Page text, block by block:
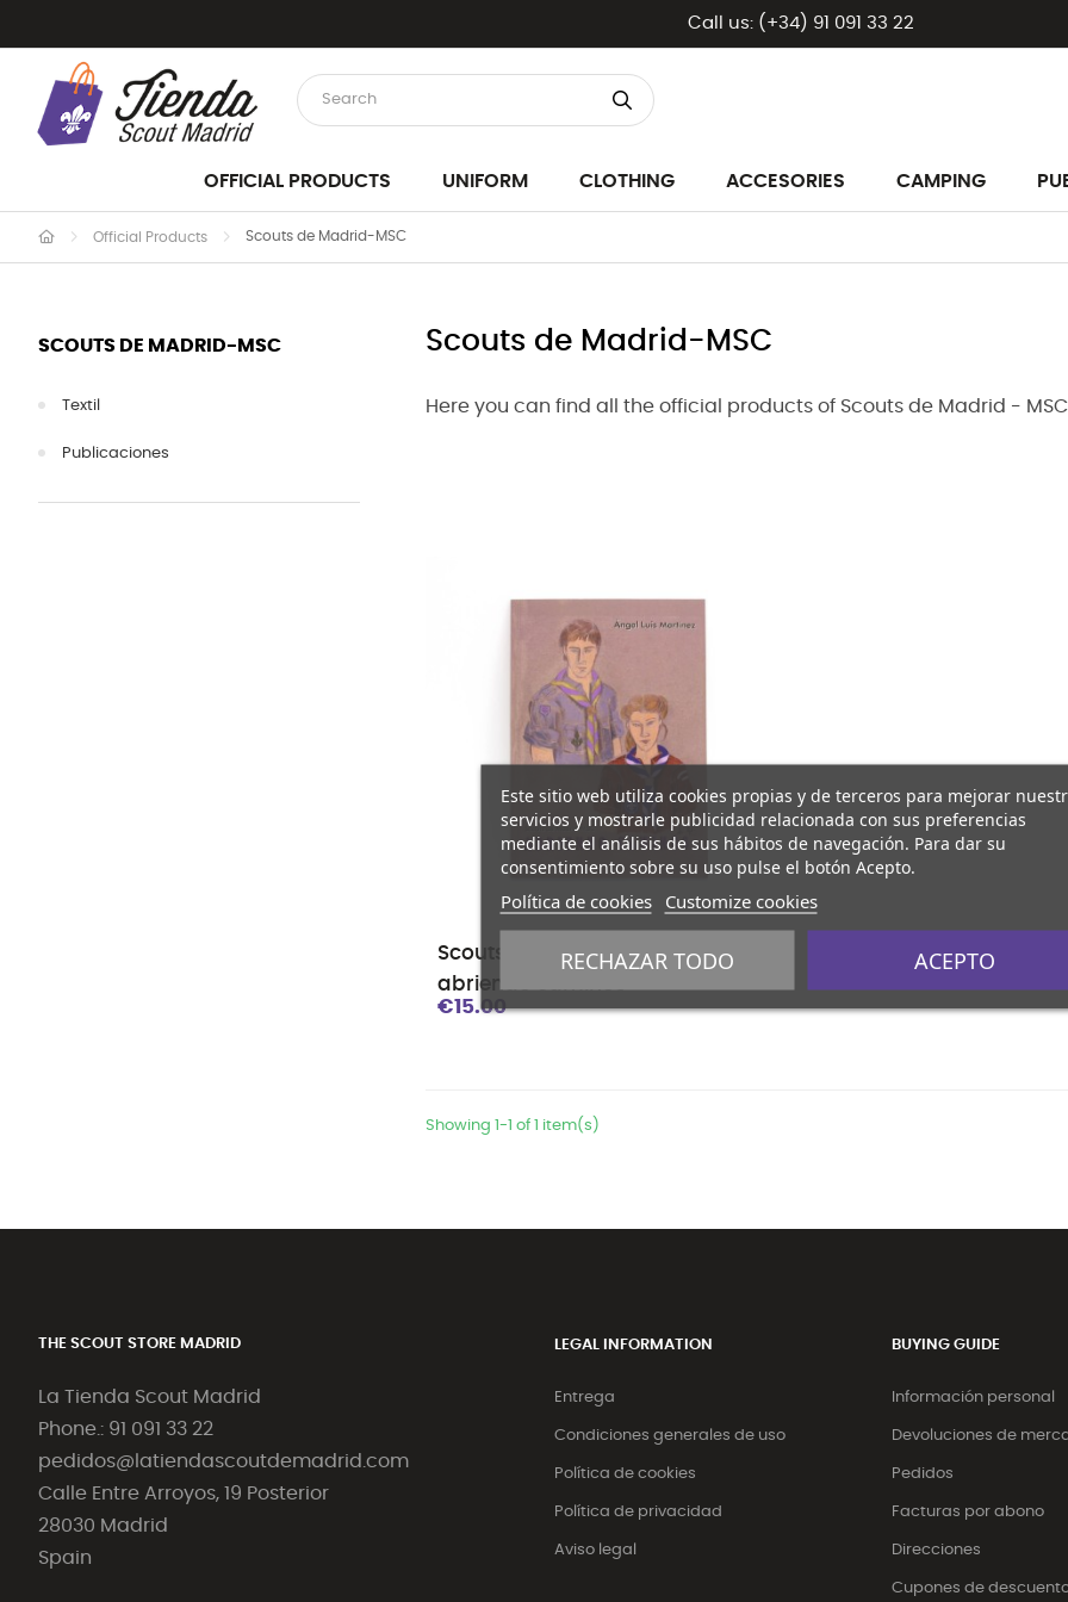
Call us: (+34) 91 091 33 22
OFFICIAL PRODUCTS UNIFORM CLOTHING ACCESORIES CAMPING
Official Products Scouts de Madrid-MSC
SCOUTS DE MADRID-MSC
Textil
Publicaciones
Scouts de Madrid-MSC
Here you can find all the official products of Scouts de Madrid -
Scouts de Madrid - libro
abriendo caminos
€15.00
Showing 1-1 of 1 item(s)
THE SCOUT STORE MADRID
La Tienda Scout Madrid
Phone.: 91 091 33 22
pedidos@latiendascoutdemadrid.com
Calle Entre Arroyos, 19 Posterior
28030 Madrid
Spain
LEGAL INFORMATION
Entrega
Condiciones generales de uso
Política de cookies
Política de privacidad
Aviso legal
BUYING GUIDE
Información personal
Devoluciones de
Pedidos
Facturas por abono
Direcciones
Cupones de
Este sitio web utiliza cookies propias y de terceros para mejorar
servicios y mostrarle publicidad relacionada con sus preferencias
mediante el análisis de sus hábitos de navegación. Para dar su
consentimiento sobre su uso pulse el botón Acepto.
Política de cookies Customize cookies
RECHAZAR TODO ACEPTO